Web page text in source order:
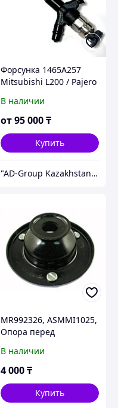
Форсунка 1465A257
Mitsubishi L200 / Pajero
/ 095000-7490 DENSO /
Montero
В наличии
от95 000₸
Купить
"AD-Group Kazakhstan" Автомобильные топливные системы. ТНВД, форсунки, бензонасосы, датчики, прочее.
MR992326, ASMMI1025,
Опора перед
MITSUBISHI L200 KB4T
4D56 V-2.5, PAJERO
В наличии
4 000₸
Купить